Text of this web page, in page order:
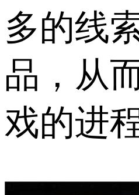
多的线
品，从
戏的进程